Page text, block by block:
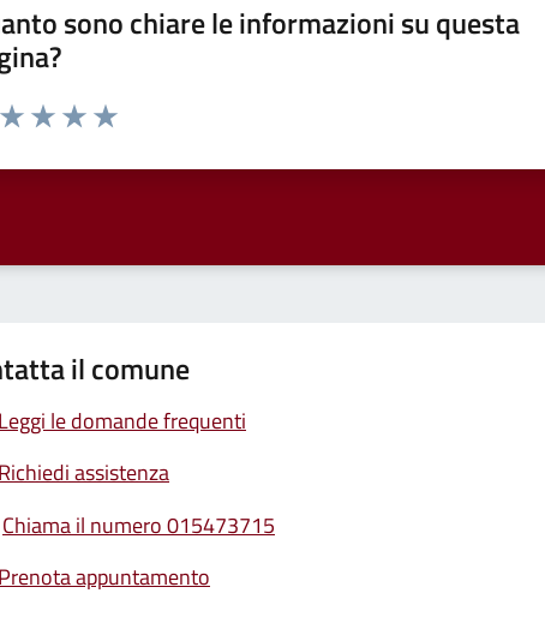
sono chiare le informazioni su questa
da 1 a 5 stelle la pagina
il comune
Leggi le domande frequenti
Richiedi assistenza
Chiama il numero 015473715
Prenota appuntamento